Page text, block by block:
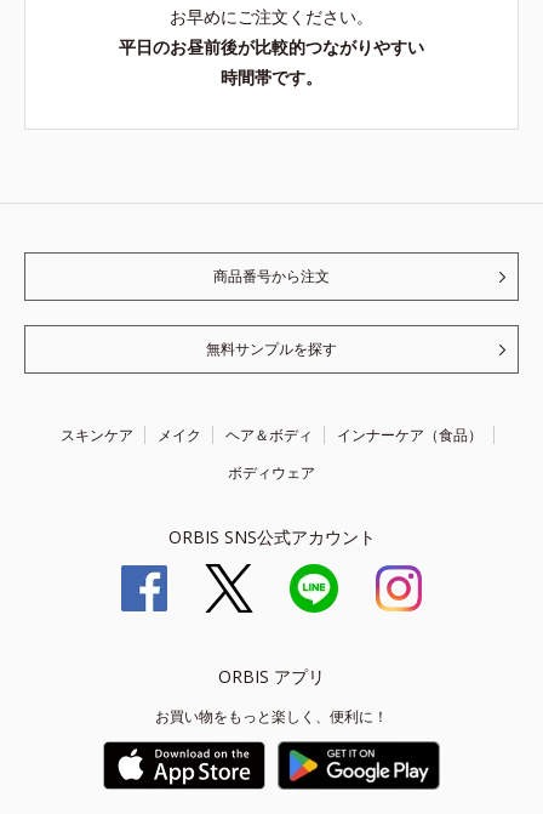
お早めにご注文ください。
平日のお昼前後が比較的つながりやすい
時間帯です。
商品番号から注文
無料サンプルを探す
スキンケア メイク ヘア＆ボディ
インナーケア（食品）
ボディウェア
ORBIS SNS公式アカウント
ORBIS アプリ
お買い物をもっと楽しく、便利に！